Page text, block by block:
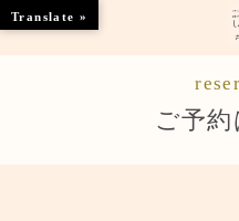
ご予
Translate »